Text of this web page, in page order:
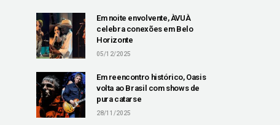
Em noite envolvente, ÀVUÀ
celebra conexões em Belo
Horizonte
05/12/2025
Em reencontro histórico, Oasis
volta ao Brasil com shows de
pura catarse
28/11/2025